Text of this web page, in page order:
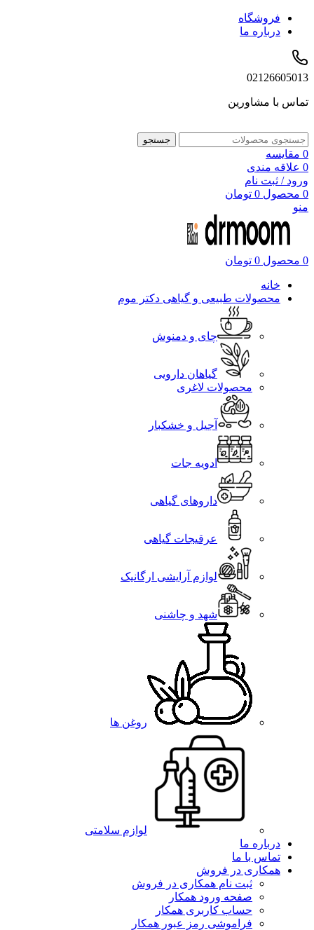
فروشگاه
درباره ما
02126605013
تماس با مشاورین
جستجو
0 مقایسه
0 علاقه مندی
ورود / ثبت نام
0 محصول 0 تومان
منو
0 محصول 0 تومان
خانه
محصولات طبیعی و گیاهی دکتر موم
چای و دمنوش
گیاهان دارویی
محصولات لاغری
آجیل و خشکبار
ادویه جات
داروهای گیاهی
عرقیجات گیاهی
لوازم آرایشی ارگانیک
شهد و چاشنی
روغن ها
لوازم سلامتی
درباره ما
تماس با ما
همکاری در فروش
ثبت نام همکاری در فروش
صفحه ورود همکار
حساب کاربری همکار
فراموشی رمز عبور همکار